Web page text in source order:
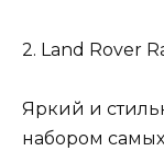
2. Land Rover
Яркий и
набором